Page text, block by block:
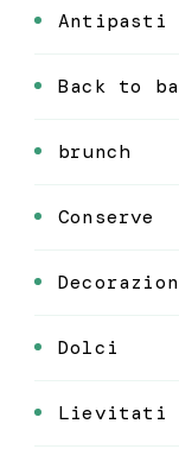
Antipasti
Back to
brunch
Conserve
Dolci
Lievitati